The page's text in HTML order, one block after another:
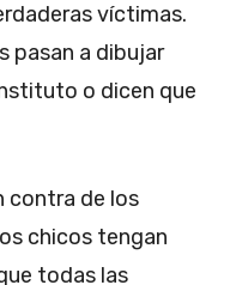
víctimas.
pasan a dibujar
o dicen que
contra de los
chicos tengan
todas las